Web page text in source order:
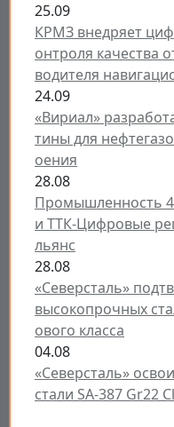
25.09
КРМЗ внедряет
онтроля качества
водителя
24.09
«Вириал»
тины для
оения
28.08
Промышленность
и ТТК-Цифровые
льянс
28.08
«Северсталь»
высокопрочных
ового класса
04.08
«Северсталь»
стали SA-387 Gr22